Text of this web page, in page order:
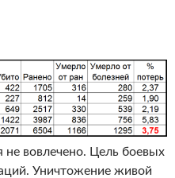
не вовлечено. Цель боевых
Уничтожение живой